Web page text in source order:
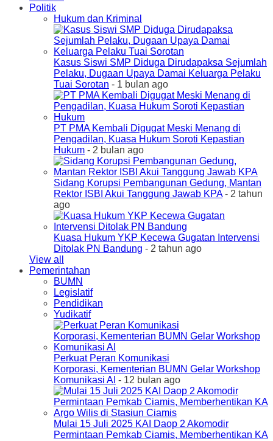
Politik
Hukum dan Kriminal
Kasus Siswi SMP Diduga Dirudapaksa Sejumlah
Pelaku, Dugaan Upaya Damai Keluarga Pelaku
Tuai Sorotan - 1 bulan ago
PT PMA Kembali Digugat Meski Menang di
Pengadilan, Kuasa Hukum Soroti Kepastian
Hukum - 2 bulan ago
Sidang Korupsi Pembangunan Gedung, Mantan
Rektor ISBI Akui Tanggung Jawab KPA- 2 tahun
ago
Kuasa Hukum YKP Kecewa Gugatan Intervensi
Ditolak PN Bandung - 2 tahun ago
View all
Pemerintahan
BUMN
Legislatif
Pendidikan
Yudikatif
Perkuat Peran Komunikasi
Korporasi, Kementerian BUMN Gelar Workshop
Komunikasi AI - 12 bulan ago
Mulai 15 Juli 2025 KAI Daop 2 Akomodir
Permintaan Pemkab Ciamis, Memberhentikan KA